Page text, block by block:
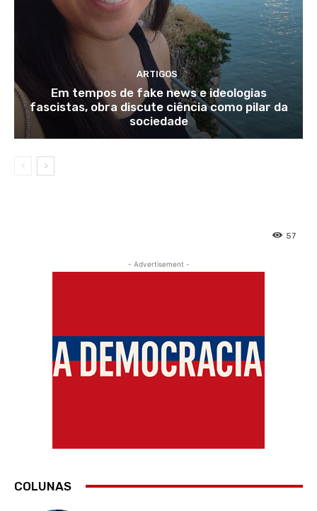
ARTIGOS
Em tempos de fake news e ideologias
fascistas, obra discute ciência como pilar da
sociedade
57
- Advertisement -
COLUNAS